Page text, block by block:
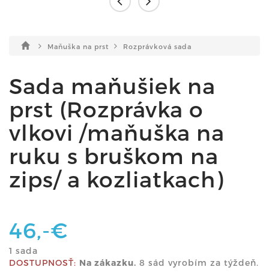
Maňuška na prst Rozprávková sada
Sada maňušiek na
prst (Rozprávka o
vlkovi /maňuška na
ruku s bruškom na
zips/ a kozliatkach)
46,-€
1 sada
DOSTUPNOSŤ: Na zákazku. 8 sád vyrobím za týždeň.